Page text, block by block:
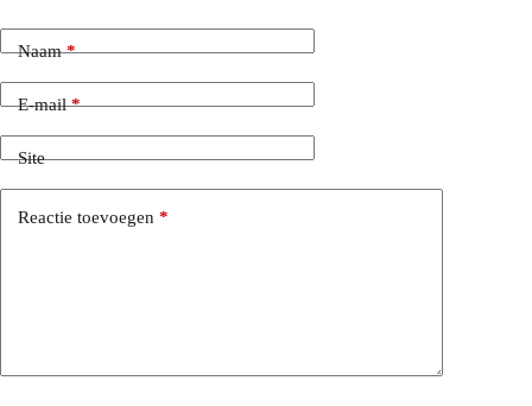
Naam*
E-mail*
Site
Reactie toevoegen *